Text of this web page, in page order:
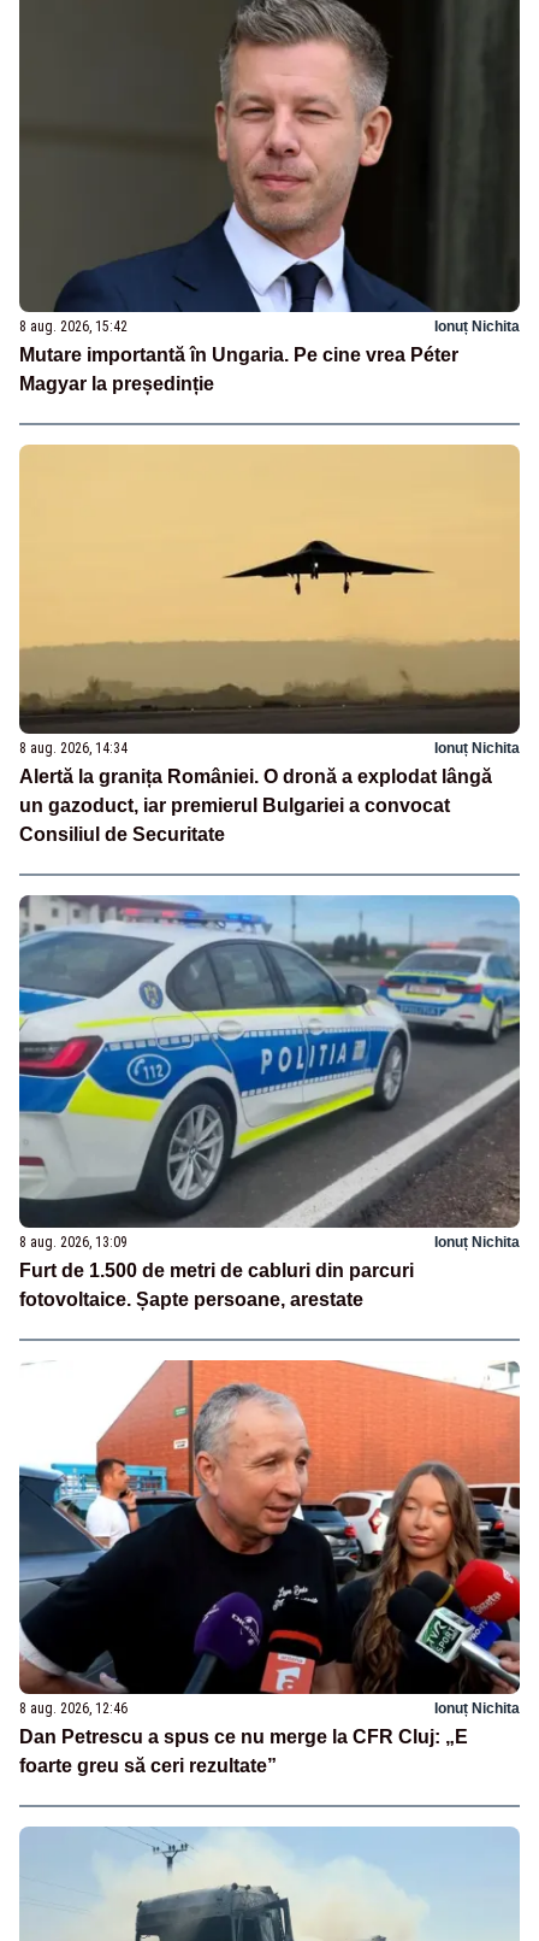
8 aug. 2026, 15:42 Ionuț Nichita
Mutare importantă în Ungaria. Pe cine vrea Péter
Magyar la președinție
8 aug. 2026, 14:34 Ionuț Nichita
Alertă la granița României. O dronă a explodat lângă
un gazoduct, iar premierul Bulgariei a convocat
Consiliul de Securitate
8 aug. 2026, 13:09 Ionuț Nichita
Furt de 1.500 de metri de cabluri din parcuri
fotovoltaice. Șapte persoane, arestate
8 aug. 2026, 12:46 Ionuț Nichita
Dan Petrescu a spus ce nu merge la CFR Cluj: „E
foarte greu să ceri rezultate”